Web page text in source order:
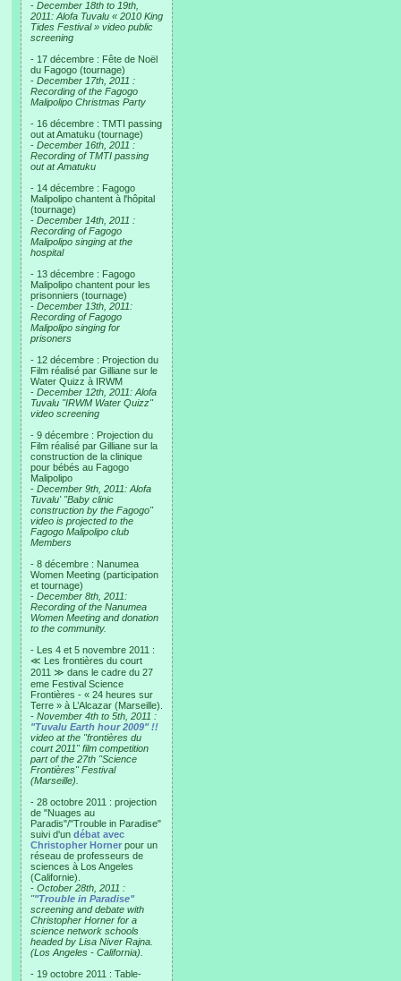
- December 18th to 19th,
2011: Alofa Tuvalu « 2010 King
Tides Festival » video public
screening
- 17 décembre : Fête de Noël
du Fagogo (tournage)
- December 17th, 2011 :
Recording of the Fagogo
Malipolipo Christmas Party
- 16 décembre : TMTI passing
out at Amatuku (tournage)
- December 16th, 2011 :
Recording of TMTI passing
out at Amatuku
- 14 décembre : Fagogo
Malipolipo chantent à l'hôpital
(tournage)
- December 14th, 2011 :
Recording of Fagogo
Malipolipo singing at the
hospital
- 13 décembre : Fagogo
Malipolipo chantent pour les
prisonniers (tournage)
- December 13th, 2011:
Recording of Fagogo
Malipolipo singing for
prisoners
- 12 décembre : Projection du
Film réalisé par Gilliane sur le
Water Quizz à IRWM
- December 12th, 2011: Alofa
Tuvalu "IRWM Water Quizz"
video screening
- 9 décembre : Projection du
Film réalisé par Gilliane sur la
construction de la clinique
pour bébés au Fagogo
Malipolipo
- December 9th, 2011: Alofa
Tuvalu' "Baby clinic
construction by the Fagogo"
video is projected to the
Fagogo Malipolipo club
Members
- 8 décembre : Nanumea
Women Meeting (participation
et tournage)
- December 8th, 2011:
Recording of the Nanumea
Women Meeting and donation
to the community.
- Les 4 et 5 novembre 2011 :
≪ Les frontières du court
2011 ≫ dans le cadre du 27
eme Festival Science
Frontières - « 24 heures sur
Terre » à L’Alcazar (Marseille).
- November 4th to 5th, 2011 :
"Tuvalu Earth hour 2009" !!
video at the "frontières du
court 2011" film competition
part of the 27th "Science
Frontières" Festival
(Marseille).
- 28 octobre 2011 : projection
de "Nuages au
Paradis"/"Trouble in Paradise"
suivi d'un débat avec
Christopher Horner pour un
réseau de professeurs de
sciences à Los Angeles
(Californie).
- October 28th, 2011 :
""Trouble in Paradise"
screening and debate with
Christopher Horner for a
science network schools
headed by Lisa Niver Rajna.
(Los Angeles - California).
- 19 octobre 2011 : Table-